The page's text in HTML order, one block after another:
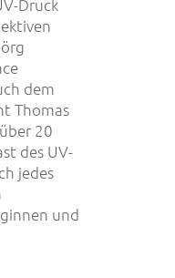
Druck
dem
Thomas
20
des UV-
jedes
und